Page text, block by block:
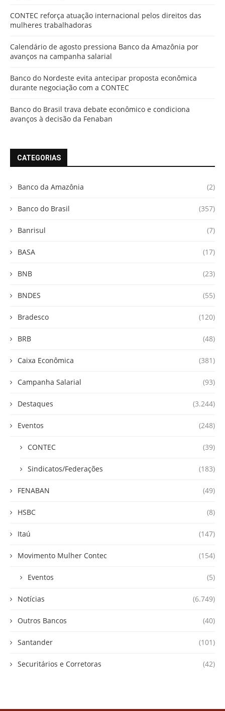
CONTEC reforça atuação internacional pelos direitos das
mulheres trabalhadoras
Calendário de agosto pressiona Banco da Amazônia por
avanços na campanha salarial
Banco do Nordeste evita antecipar proposta econômica
durante negociação com a CONTEC
Banco do Brasil trava debate econômico e condiciona
avanços à decisão da Fenaban
CATEGORIAS
Banco da Amazônia (2)
Banco do Brasil (357)
Banrisul (7)
BASA (17)
BNB (23)
BNDES (55)
Bradesco (120)
BRB (48)
Caixa Econômica (381)
Campanha Salarial (93)
Destaques (3.244)
Eventos (248)
CONTEC (39)
Sindicatos/Federações (183)
FENABAN (49)
HSBC (8)
Itaú (147)
Movimento Mulher Contec (154)
Eventos (5)
Notícias (6.749)
Outros Bancos (40)
Santander (101)
Securitários e Corretoras (42)